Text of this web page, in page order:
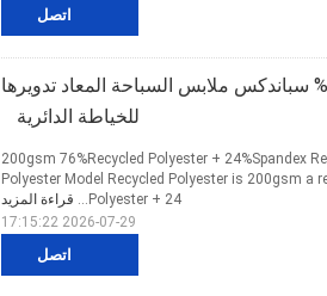
اتصل
200 جرام 76% بوليستر معاد تدويره + 24% سباندكس ملابس السباحة المعاد تدويرها
للخياطة الدائرية
اتصل
200gsm 76%Recycled Polyester + 24%Spandex
Polyester Model Recycled Polyester is 200gsm a
Polyester + 24...
قراءة المزيد
2026-07-29 17:15:22